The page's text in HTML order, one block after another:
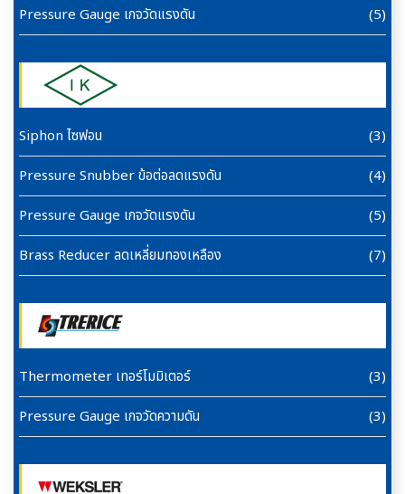
Pressure Gauge เกจวัดแรงดัน (5)
Siphon ไซฟอน
(3)
Pressure Snubber ข้อต่อลดแรงดัน
(4)
Pressure Gauge เกจวัดแรงดัน
(5)
Brass Reducer ลดเหลี่ยมทองเหลือง
(7)
Thermometer เทอร์โมมิเตอร์
(3)
Pressure Gauge เกจวัดความดัน
(3)